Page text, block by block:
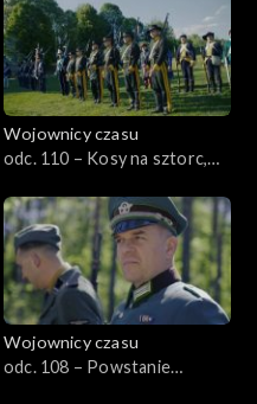
Wojownicy czasu
odc. 110 – Kosy na sztorc,
Wojownicy czasu
odc. 108 – Powstanie